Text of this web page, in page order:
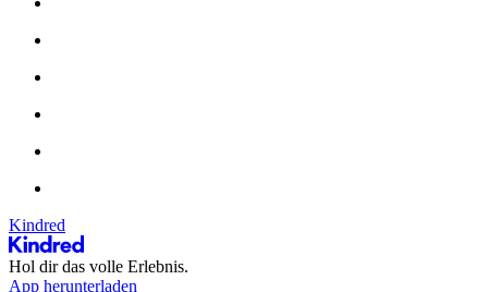
Kindred
Hol dir das volle Erlebnis.
App herunterladen